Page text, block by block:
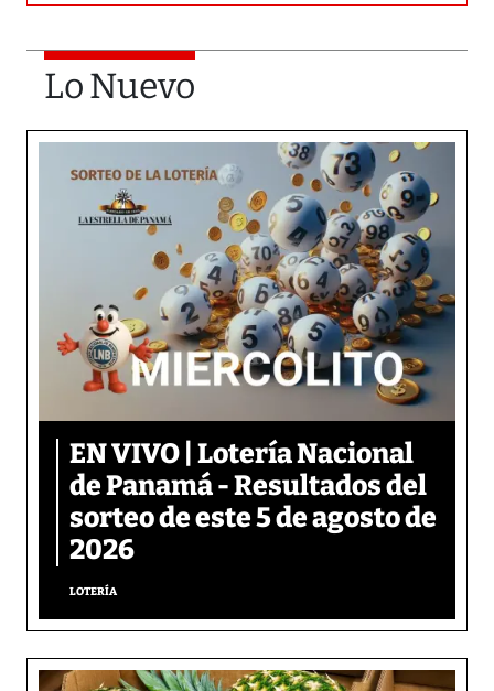
Lo Nuevo
EN VIVO | Lotería Nacional
de Panamá - Resultados del
sorteo de este 5 de agosto de
2026
LOTERÍA